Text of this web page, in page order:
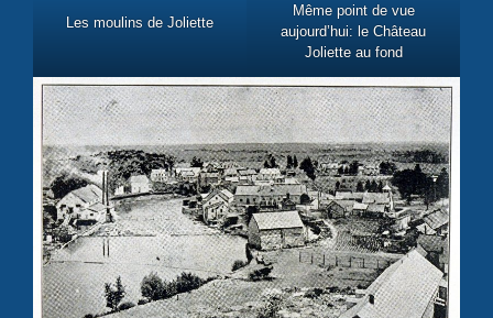
Les moulins de Joliette
Même point de vue
aujourd’hui: le Château
Joliette au fond